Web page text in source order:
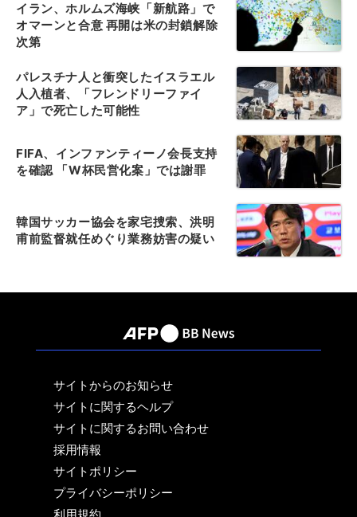
イラン、ホルムズ海峡「新航路」で
オマーンと合意 再開は米の封鎖解除
次第
パレスチナ人と衝突したイスラエル
人入植者、「フレンドリーファイ
ア」で死亡した可能性
FIFA、インファンティーノ会長支持
を確認 「W杯民営化案」では謝罪
韓国サッカー協会を家宅捜索、洪明
甫前監督就任めぐり業務妨害の疑い
サイトからのお知らせ
サイトに関するヘルプ
サイトに関するお問い合わせ
採用情報
サイトポリシー
プライバシーポリシー
利用規約